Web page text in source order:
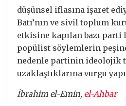
düşünsel iflasına işaret
Batı’nın ve sivil toplum
etkisine kapılan bazı
popülist söylemlerin
nedenle partinin ideolojik
uzaklaştıklarına vurgu
İbrahim el-Emin, el-Ahbar